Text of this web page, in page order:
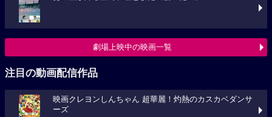
劇場上映中の映画一覧
注目の動画配信作品
映画クレヨンしんちゃん 超華麗！灼熱のカスカベダンサ
ーズ